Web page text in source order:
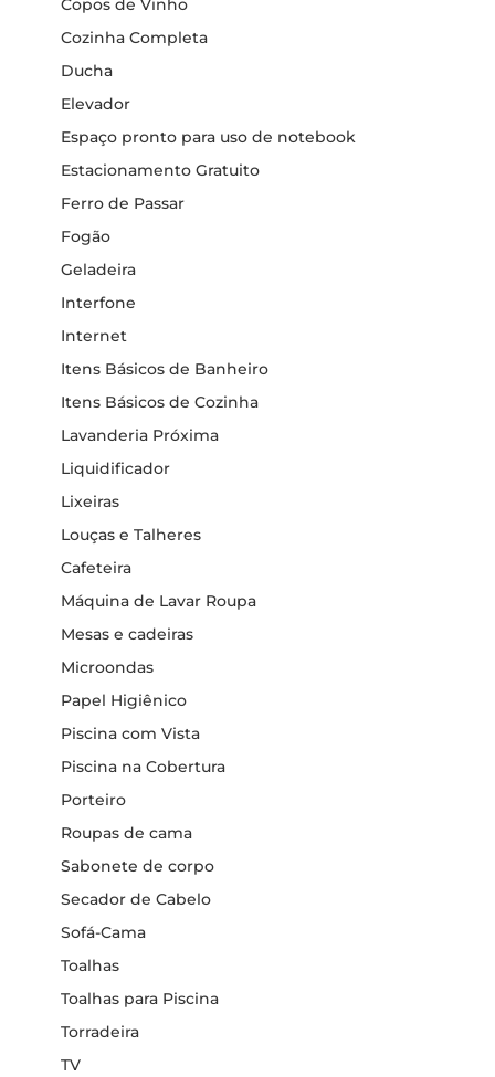
Cozinha Completa
Ducha
Elevador
Espaço pronto para uso de notebook
Estacionamento Gratuito
Ferro de Passar
Fogão
Geladeira
Interfone
Internet
Itens Básicos de Banheiro
Itens Básicos de Cozinha
Lavanderia Próxima
Liquidificador
Lixeiras
Louças e Talheres
Cafeteira
Máquina de Lavar Roupa
Mesas e cadeiras
Microondas
Papel Higiênico
Piscina com Vista
Piscina na Cobertura
Porteiro
Roupas de cama
Sabonete de corpo
Secador de Cabelo
Sofá-Cama
Toalhas
Toalhas para Piscina
Torradeira
TV